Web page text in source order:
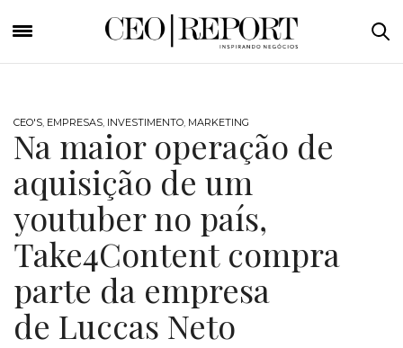
CEO'S, EMPRESAS, INVESTIMENTO, MARKETING
Na maior operação de
aquisição de um
youtuber no país,
Take4Content compra
parte da empresa
de Luccas Neto